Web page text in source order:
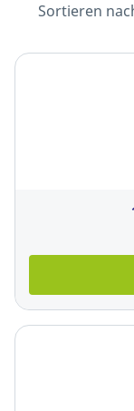
Sortieren